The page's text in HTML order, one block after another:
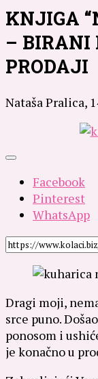
KNJIGA
– BIRANI
PRODAJI
Nataša Pralica,
Facebook
Pinterest
WhatsApp
Dragi moji,
srce puno.
ponosom i
je konačno u